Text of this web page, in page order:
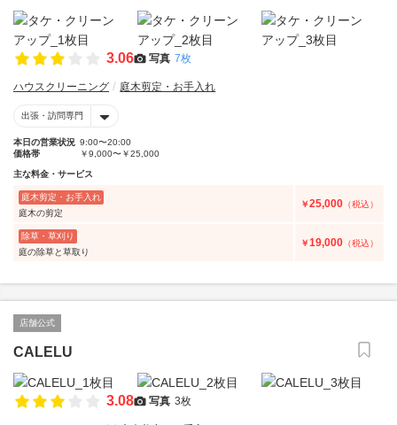
3.06 写真 7枚
ハウスクリーニング 庭木剪定・お手入れ
出張・訪問専門
本日の営業状況 9:00〜20:00
価格帯
￥9,000〜￥25,000
主な料金・サービス
庭木剪定・お手入れ
庭木の剪定
￥25,000 （税込）
除草・草刈り
庭の除草と草取り
￥19,000 （税込）
店舗公式
CALELU
3.08 写真 3枚